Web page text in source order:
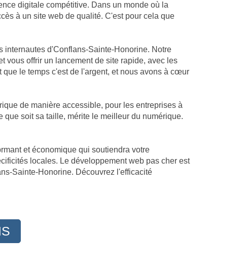
digitale compétitive. Dans un monde où la
à un site web de qualité. C'est pour cela que
internautes d'Conflans-Sainte-Honorine. Notre
vous offrir un lancement de site rapide, avec les
le temps c'est de l'argent, et nous avons à cœur
de manière accessible, pour les entreprises à
soit sa taille, mérite le meilleur du numérique.
et économique qui soutiendra votre
locales. Le développement web pas cher est
Sainte-Honorine. Découvrez l'efficacité